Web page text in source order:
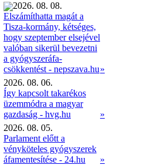
2026. 08. 08.
Elszámíthatta magát a
Tisza-kormány, kétséges,
hogy szeptember elsejével
valóban sikerül bevezetni
a gyógyszeráfa-
csökkentést - nepszava.hu»
2026. 08. 06.
Így kapcsolt takarékos
üzemmódra a magyar
gazdaság - hvg.hu
»
2026. 08. 05.
Parlament előtt a
vényköteles gyógyszerek
áfamentesítése - 24.hu
»